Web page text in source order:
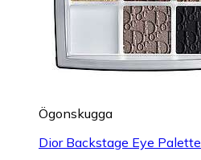
Ögonskugga
Dior Backstage Eye Palette